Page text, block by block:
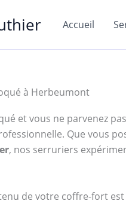
Accueil
à Herbeumont
et vous ne parvenez
Que vous
, nos serruriers
de votre coffre-fort